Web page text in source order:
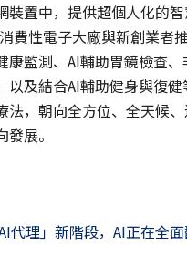
裝置中，提供超個人化的
費性電子大廠與新創業者
康監測、AI輔助胃鏡檢查
以及結合AI輔助健身與復
法，朝向全方位、全天候
展。
代理」新階段，AI正在全面